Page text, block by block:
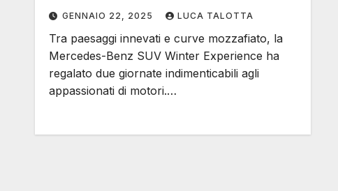
GENNAIO 22, 2025 LUCA TALOTTA
Tra paesaggi innevati e curve mozzafiato, la
Mercedes-Benz SUV Winter Experience ha
regalato due giornate indimenticabili agli
appassionati di motori.…